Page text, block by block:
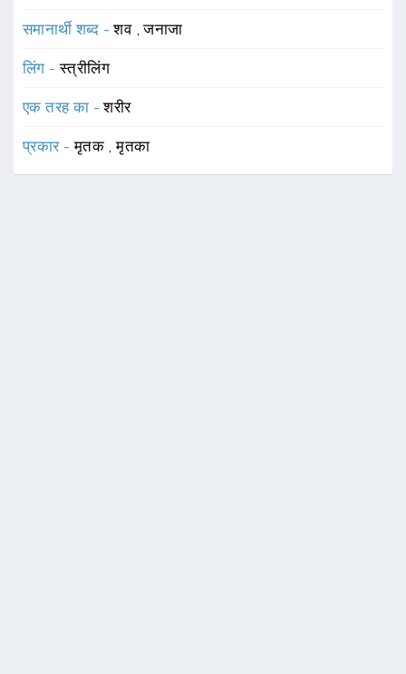
समानार्थी शब्द -शव ,जनाजा
लिंग -स्त्रीलिंग
एक तरह का -शरीर
प्रकार -मृतक ,मृतका